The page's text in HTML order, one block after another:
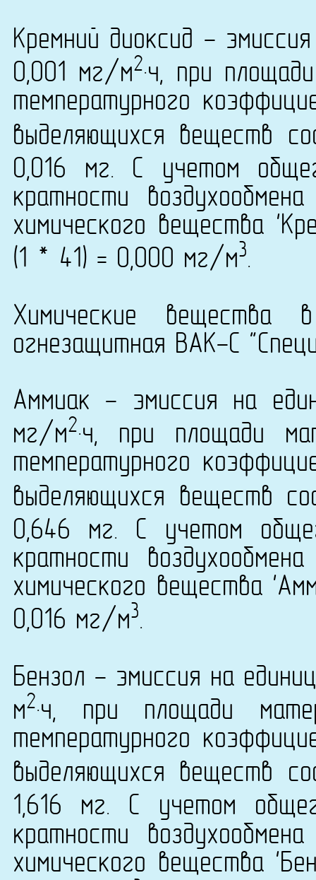
Кремний диоксид -
0,001 мг/м2·ч, при
температурного
выделяющихся веществ
0,016 мг. С учетом
кратности
химического вещества
(1 * 41) = 0,000 мг/м3.
Химические вещества
огнезащитная ВАК-С
Аммиак - эмиссия на
мг/м2·ч, при площади
температурного
выделяющихся веществ
0,646 мг. С учетом
кратности
химического вещества
0,016 мг/м3.
Бензол - эмиссия на
м2·ч, при площади
температурного
выделяющихся веществ
1,616 мг. С учетом
кратности
химического вещества